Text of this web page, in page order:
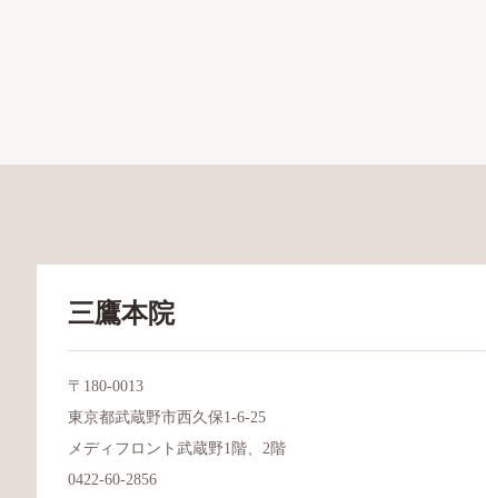
三鷹本院
〒180-0013
東京都武蔵野市西久保1-6-25
メディフロント武蔵野1階、2階
0422-60-2856